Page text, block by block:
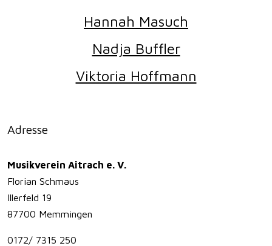
Hannah Masuch
Nadja Buffler
Viktoria Hoffmann
Adresse
Musikverein Aitrach e. V.
Florian Schmaus
Illerfeld 19
87700 Memmingen
0172/ 7315 250